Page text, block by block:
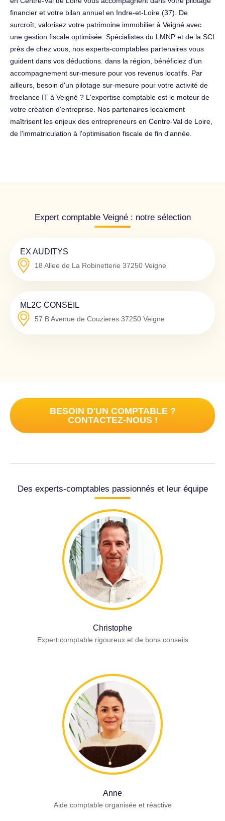
financier et votre bilan annuel en Indre-et-Loire (37). De
surcroît, valorisez votre patrimoine immobilier à Veigné avec
une gestion fiscale optimisée. Spécialistes du LMNP et de la SCI
près de chez vous, nos experts-comptables partenaires vous
guident dans vos déductions. dans la région, bénéficiez d'un
accompagnement sur-mesure pour vos revenus locatifs. Par
ailleurs, besoin d'un pilotage sur-mesure pour votre activité de
freelance IT à Veigné ? L'expertise comptable est le moteur de
votre création d'entreprise. Nos partenaires localement
maîtrisent les enjeux des entrepreneurs en Centre-Val de Loire,
de l'immatriculation à l'optimisation fiscale de fin d'année.
Expert comptable Veigné : notre sélection
EX AUDITYS
18 Allee de La Robinetterie 37250 Veigne
ML2C CONSEIL
57 B Avenue de Couzieres 37250 Veigne
BESOIN D'UN COMPTABLE ?
CONTACTEZ-NOUS !
Des experts-comptables passionnés et leur équipe
Christophe
Expert comptable rigoureux et de bons conseils
Anne
Aide comptable organisée et réactive